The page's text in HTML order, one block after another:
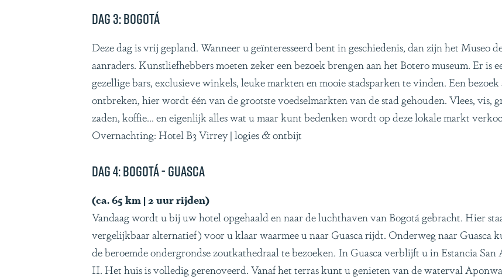
Dag 3: Bogotá
Deze dag is vrij gepland. Wanneer u geïnteresseerd bent in geschiedenis, dan zijn het Museo
aanraders. Kunstliefhebbers moeten zeker een bezoek brengen aan het Botero museum. Er is
gezellige bars, exclusieve winkels, leuke markten en mooie stadsparken te vinden. Een
ontbreken, hier wordt één van de grootste voedselmarkten van de stad gehouden. Vlees, vis,
zaden, koffie... en eigenlijk alles wat u maar kunt bedenken wordt op deze lokale markt
Overnachting: Hotel B3 Virrey | logies & ontbijt
Dag 4: Bogotá - Guasca
(ca. 65 km | 2 uur rijden)
Vandaag wordt u bij uw hotel opgehaald en naar de luchthaven van Bogotá gebracht. Hier
vergelijkbaar alternatief) voor u klaar waarmee u naar Guasca rijdt. Onderweg naar Guasca
de beroemde ondergrondse zoutkathedraal te bezoeken. In Guasca verblijft u in Estancia
II. Het huis is volledig gerenoveerd. Vanaf het terras kunt u genieten van de waterval